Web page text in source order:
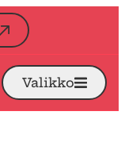
Avaa
Valikko